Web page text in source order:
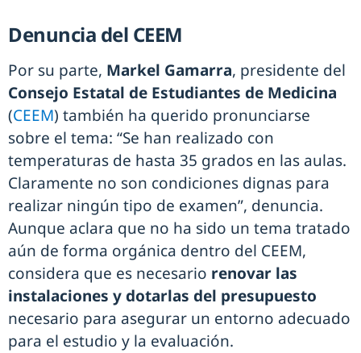
Denuncia del CEEM
Por su parte, Markel Gamarra, presidente del
Consejo Estatal de Estudiantes de Medicina
(CEEM) también ha querido pronunciarse
sobre el tema: “Se han realizado con
temperaturas de hasta 35 grados en las aulas.
Claramente no son condiciones dignas para
realizar ningún tipo de examen”, denuncia.
Aunque aclara que no ha sido un tema tratado
aún de forma orgánica dentro del CEEM,
considera que es necesario renovar las
instalaciones y dotarlas del presupuesto
necesario para asegurar un entorno adecuado
para el estudio y la evaluación.